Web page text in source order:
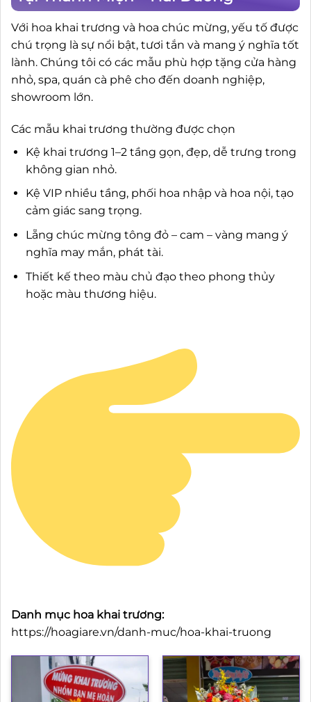
Với hoa khai trương và hoa chúc mừng, yếu tố được
chú trọng là sự nổi bật, tươi tắn và mang ý nghĩa tốt
lành. Chúng tôi có các mẫu phù hợp tặng cửa hàng
nhỏ, spa, quán cà phê cho đến doanh nghiệp,
showroom lớn.
Các mẫu khai trương thường được chọn
Kệ khai trương 1–2 tầng gọn, đẹp, dễ trưng trong
không gian nhỏ.
Kệ VIP nhiều tầng, phối hoa nhập và hoa nội, tạo
cảm giác sang trọng.
Lẵng chúc mừng tông đỏ – cam – vàng mang ý
nghĩa may mắn, phát tài.
Thiết kế theo màu chủ đạo theo phong thủy
hoặc màu thương hiệu.
Danh mục hoa khai trương:
https://hoagiare.vn/danh-muc/hoa-khai-truong